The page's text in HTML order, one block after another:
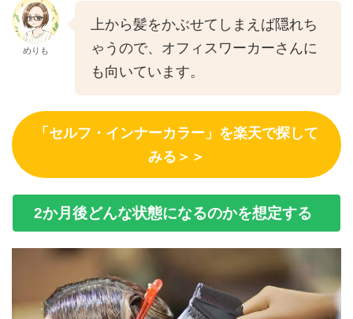
めりも
上から髪をかぶせてしまえば隠れち
ゃうので、オフィスワーカーさんに
も向いています。
「セルフ・インナーカラー」を楽天で探して
みる＞＞
2か月後どんな状態になるのかを想定する